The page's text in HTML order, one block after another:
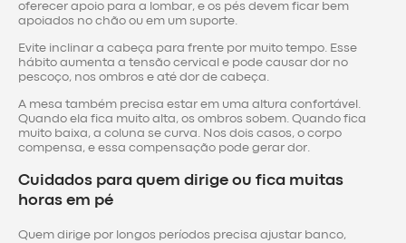
oferecer apoio para a lombar, e os pés devem ficar bem
apoiados no chão ou em um suporte.
Evite inclinar a cabeça para frente por muito tempo. Esse
hábito aumenta a tensão cervical e pode causar dor no
pescoço, nos ombros e até dor de cabeça.
A mesa também precisa estar em uma altura confortável.
Quando ela fica muito alta, os ombros sobem. Quando fica
muito baixa, a coluna se curva. Nos dois casos, o corpo
compensa, e essa compensação pode gerar dor.
Cuidados para quem dirige ou fica muitas
horas em pé
Quem dirige por longos períodos precisa ajustar banco,